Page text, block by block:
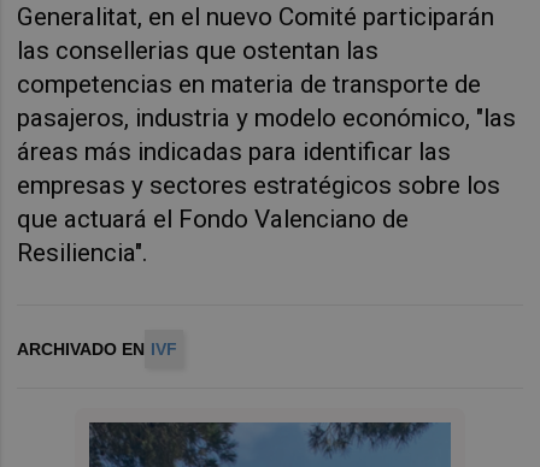
Generalitat, en el nuevo Comité participarán
las consellerias que ostentan las
competencias en materia de transporte de
pasajeros, industria y modelo económico, "las
áreas más indicadas para identificar las
empresas y sectores estratégicos sobre los
que actuará el Fondo Valenciano de
Resiliencia".
ARCHIVADO EN IVF